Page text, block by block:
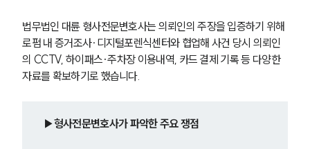
법무법인 대륜 형사전문변호사는 의뢰인의 주장을 입증하기 위해
로펌 내 증거조사∙디지털포렌식센터와 협업해 사건 당시 의뢰인
의 CCTV, 하이패스·주차장 이용내역, 카드 결제 기록 등 다양한
자료를 확보하기로 했습니다.
▶형사전문변호사가 파악한 주요 쟁점